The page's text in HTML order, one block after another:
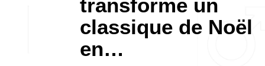
transforme un
classique de Noël
en…